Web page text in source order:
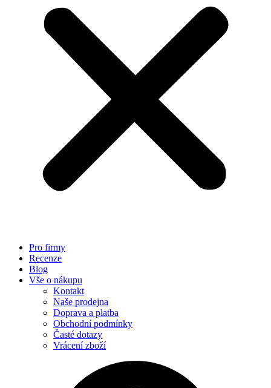
Pro firmy
Recenze
Blog
Vše o nákupu
Kontakt
Naše prodejna
Doprava a platba
Obchodní podmínky
Časté dotazy
Vrácení zboží